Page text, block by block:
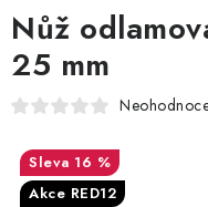
DÍLNA, STAVBA
MILWAUKEE
PROFI STROJE
Nůž
25 mm
16 %
Akce RED12